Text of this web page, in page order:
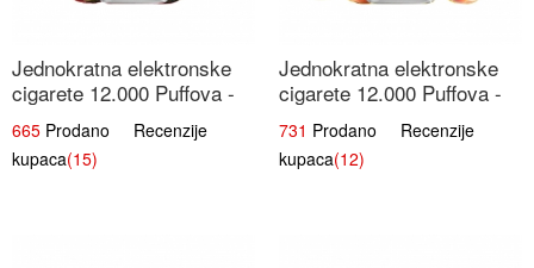
Jednokratna elektronske
cigarete 12.000 Puffova -
Lubenica Sladoled | Ljetna
Desertna Aroma
665 Prodano Recenzije
kupaca(15)
Jednokratna elektronske
cigarete 12.000 Puffova -
Breskva i Voćni Sok |
Osježavajuća Voćna
Mješavina
731 Prodano Recenzije
kupaca(12)